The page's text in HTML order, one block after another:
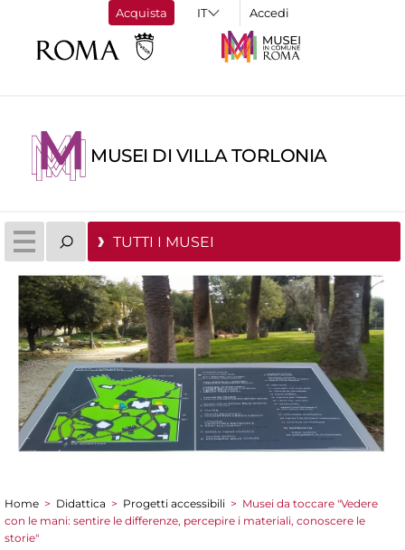
Acquista Accedi
MUSEI DI VILLA TORLONIA
TUTTI I MUSEI
Tu sei qui
Home > Didattica > Progetti accessibili > Musei da toccare "Vedere
con le mani: sentire le differenze, percepire i materiali, conoscere le
storie"